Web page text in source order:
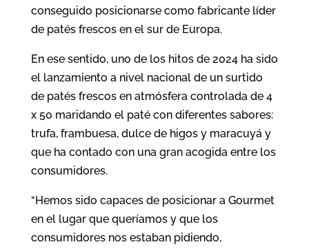
conseguido posicionarse como fabricante líder
de patés frescos en el sur de Europa.
En ese sentido, uno de los hitos de 2024 ha sido
el lanzamiento a nivel nacional de un surtido
de patés frescos en atmósfera controlada de 4
x 50 maridando el paté con diferentes sabores:
trufa, frambuesa, dulce de higos y maracuyá y
que ha contado con una gran acogida entre los
consumidores.
“Hemos sido capaces de posicionar a Gourmet
en el lugar que queríamos y que los
consumidores nos estaban pidiendo,